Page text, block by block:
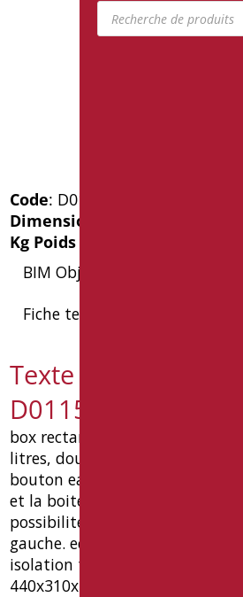
Code: D0115E/01
Dimensions
Kg Poids de l'emballage
BIM Object
Fiche technique
Texte de
D0115E/01
box rectangulaire sac a dos
litres, double pour air
bouton eau saving marche /
et la boite tube air extérieur et
possibilité de connexion au
gauche. equipee avec compact
isolation thermique et
440x310x120 type:. goman
Recherche de